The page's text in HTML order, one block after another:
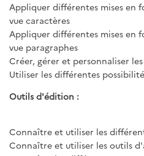
Appliquer différentes mises en
vue caractères
Appliquer différentes mises en
vue paragraphes
Créer, gérer et personnaliser
Utiliser les différentes
Outils d'édition :
Connaître et utiliser les
Connaître et utiliser les outils